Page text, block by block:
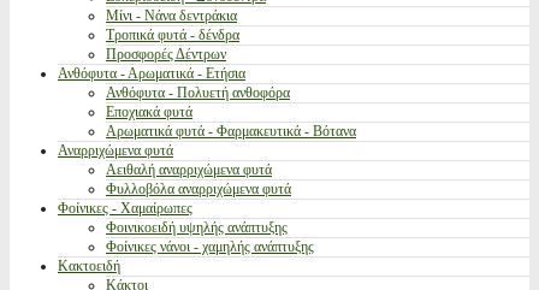
Μίνι - Νάνα δεντράκια
Τροπικά φυτά - δένδρα
Προσφορές Δέντρων
Ανθόφυτα - Αρωματικά - Ετήσια
Ανθόφυτα - Πολυετή ανθοφόρα
Εποχιακά φυτά
Αρωματικά φυτά - Φαρμακευτικά - Βότανα
Αναρριχώμενα φυτά
Αειθαλή αναρριχώμενα φυτά
Φυλλοβόλα αναρριχώμενα φυτά
Φοίνικες - Χαμαίρωπες
Φοινικοειδή υψηλής ανάπτυξης
Φοίνικες νάνοι - χαμηλής ανάπτυξης
Κακτοειδή
Κάκτοι